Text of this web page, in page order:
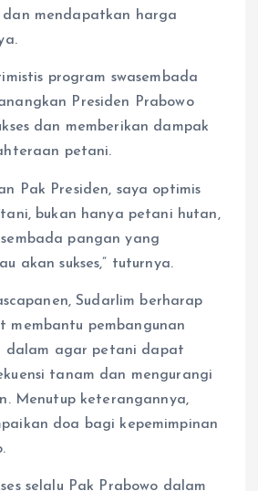
dan mendapatkan harga
program swasembada
Presiden Prabowo
dan memberikan dampak
petani.
Pak Presiden, saya optimis
bukan hanya petani hutan,
pangan yang
akan sukses,” tuturnya.
Sudarlim berharap
membantu pembangunan
dalam agar petani dapat
tanam dan mengurangi
Menutup keterangannya,
doa bagi kepemimpinan
selalu Pak Prabowo dalam